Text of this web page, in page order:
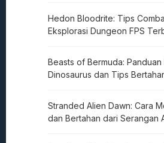
Hedon Bloodrite: Tips
Eksplorasi Dungeon FPS
Beasts of Bermuda:
Dinosaurus dan Tips
Stranded Alien Dawn: Cara
dan Bertahan dari Serangan